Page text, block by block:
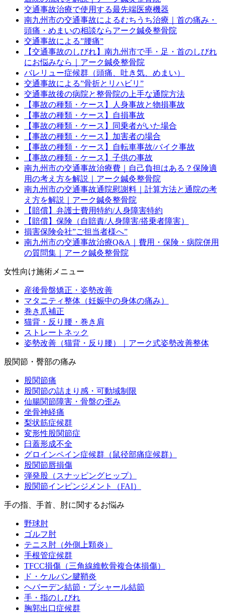
交通事故治療で使用する最先端医療機器
南九州市の交通事故によるむちうち治療｜首の痛み・
頭痛・めまいの相談ならアーク鍼灸整骨院
交通事故による”腰痛”
【交通事故のしびれ】南九州市で手・足・首のしびれ
にお悩みなら｜アーク鍼灸整骨院
バレリュー症候群（頭痛、吐き気、めまい）
交通事故による”骨折とリハビリ”
交通事故後の病院と整骨院の上手な通院方法
【事故の種類・ケース】人身事故と物損事故
【事故の種類・ケース】自損事故
【事故の種類・ケース】同乗者がいた場合
【事故の種類・ケース】加害者の場合
【事故の種類・ケース】自転車事故/バイク事故
【事故の種類・ケース】子供の事故
南九州市の交通事故治療費｜自己負担はある？保険適
用の考え方を解説｜アーク鍼灸整骨院
南九州市の交通事故通院慰謝料｜計算方法と通院の考
え方を解説｜アーク鍼灸整骨院
【賠償】弁護士費用特約/人身障害特約
【賠償】保険（自賠責/人身障害/搭乗者障害）
損害保険会社”ご担当者様へ”
南九州市の交通事故治療Q&A｜費用・保険・病院併用
の質問集｜アーク鍼灸整骨院
女性向け施術メニュー
産後骨盤矯正・姿勢改善
マタニティ整体（妊娠中の身体の痛み）
巻き爪補正
猫背・反り腰・巻き肩
ストレートネック
姿勢改善（猫背・反り腰）｜アーク式姿勢改善整体
股関節・臀部の痛み
股関節痛
股関節の詰まり感・可動域制限
仙腸関節障害・骨盤の歪み
坐骨神経痛
梨状筋症候群
変形性股関節症
臼蓋形成不全
グロインペイン症候群（鼠径部痛症候群）
股関節唇損傷
弾発股（スナッピングヒップ）
股関節インピンジメント（FAI）
手の指、手首、肘に関するお悩み
野球肘
ゴルフ肘
テニス肘（外側上顆炎）
手根管症候群
TFCC損傷（三角線維軟骨複合体損傷）
ド・ケルバン腱鞘炎
ヘバーデン結節・ブシャール結節
手・指のしびれ
胸郭出口症候群